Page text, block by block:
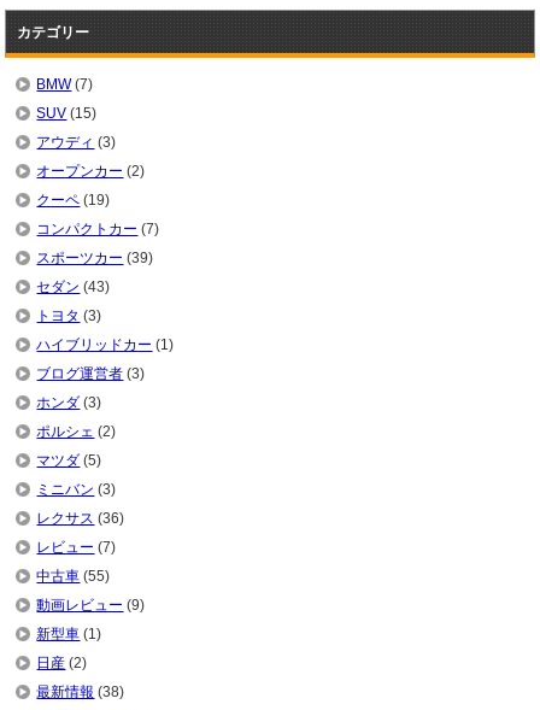
カテゴリー
BMW(7)
SUV (15)
アウディ (3)
オープンカー (2)
クーペ (19)
コンパクトカー (7)
スポーツカー (39)
セダン (43)
トヨタ (3)
ハイブリッドカー (1)
ブログ運営者 (3)
ホンダ (3)
ポルシェ (2)
マツダ (5)
ミニバン (3)
レクサス (36)
レビュー (7)
中古車 (55)
動画レビュー (9)
新型車 (1)
日産 (2)
最新情報 (38)